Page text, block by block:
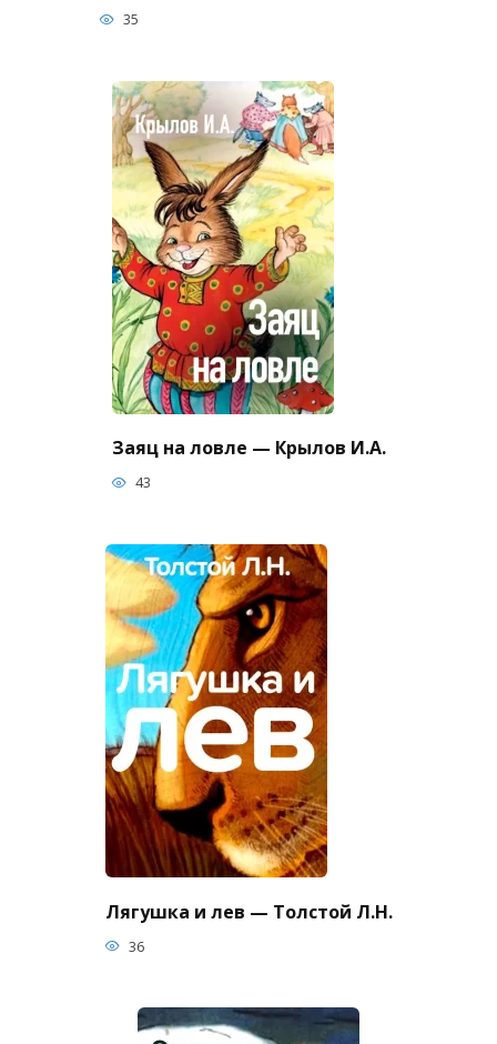
35
Заяц на ловле — Крылов И.А.
43
Лягушка и лев — Толстой Л.Н.
36